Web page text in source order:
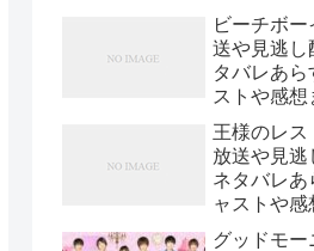
とめ！
ビーチボ
送や見逃し
タバレあら
ストや感想
王様のレス
放送や見逃
ネタバレあ
ャストや感
グッドモー